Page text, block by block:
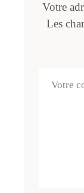
Votre
Les